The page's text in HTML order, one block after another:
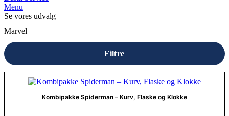
Menu
Se vores udvalg
Marvel
Filtre
Kombipakke Spiderman – Kurv, Flaske og Klokke